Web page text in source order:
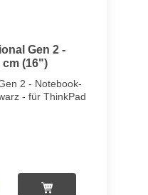
Gen 2 -
cm (16")
2 - Notebook-
- für ThinkPad